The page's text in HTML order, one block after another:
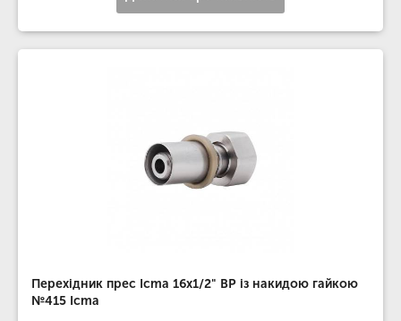
Перехідник прес Icma 16х1/2" ВР із накидою гайкою
№415 Icma